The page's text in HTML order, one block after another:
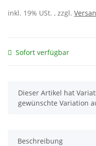
inkl. 19% USt. , zzgl.
Sofort verfügbar
x
Dieser Artikel hat
gewünschte Variation
Beschreibung